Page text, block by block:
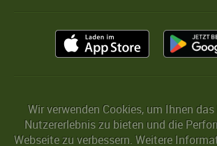
Wir verwenden Cookies, um Ihnen
Nutzererlebnis zu bieten und die
Webseite zu verbessern. Weitere